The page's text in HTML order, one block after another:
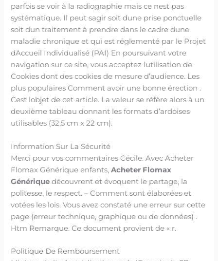
parfois se voir à la radiographie mais ce nest pas
systématique. Il peut sagir soit dune prise ponctuelle
soit dun traitement à prendre dans le cadre dune
maladie chronique et qui est réglementé par le Projet
dAccueil Individualisé (PAI) En poursuivant votre
navigation sur ce site, vous acceptez lutilisation de
Cookies dont des cookies de mesure d’audience. Les
plus populaires Comment avoir une bonne érection .
Cest lobjet de cet article. La valeur se réfère alors à un
deuxième tableau donnant les formats d’ardoises
utilisables (32,5 cm x 22 cm).
Information Sur La Sécurité
Merci pour vos commentaires Cécile. Avec Acheter
Flomax Générique enfants,Acheter Flomax
Générique découvrent et évoquent le partage, la
politesse, le respect. – Comment sont élaborées et
votées les lois. Vous avez constaté une erreur sur cette
page (erreur technique, graphique ou de données) .
Htm Remarque. Ce document provient de « r.
Politique De Remboursement